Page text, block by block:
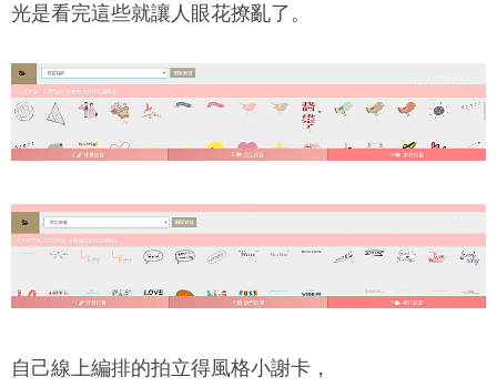
光是看完這些就讓人眼花撩亂了。
自己線上編排的拍立得風格小謝卡，